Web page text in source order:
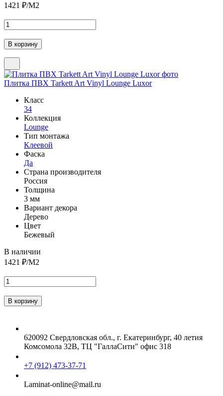
1421 ₽/М2
Плитка ПВХ Tarkett Art Vinyl Lounge Luxor
Класс
34
Коллекция
Lounge
Тип монтажа
Клеевой
Фаска
Да
Страна производителя
Россия
Толщина
3 мм
Вариант декора
Дерево
Цвет
Бежевый
В наличии
1421 ₽/М2
620092 Свердловская обл., г. Екатеринбург, 40 летия
Комсомола 32В, ТЦ "ГаллаСити" офис 318
+7 (912) 473-37-71
Laminat-online@mail.ru